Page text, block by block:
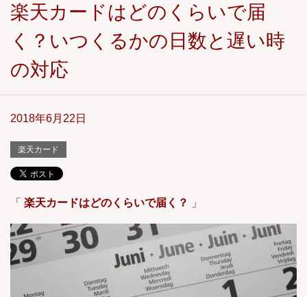
楽天カードはどのくらいで届
く？いつくるかの日数と遅い時
の対応
2018年6月22日
楽天カード
「 楽天カードはどのくらいで届く？ 」